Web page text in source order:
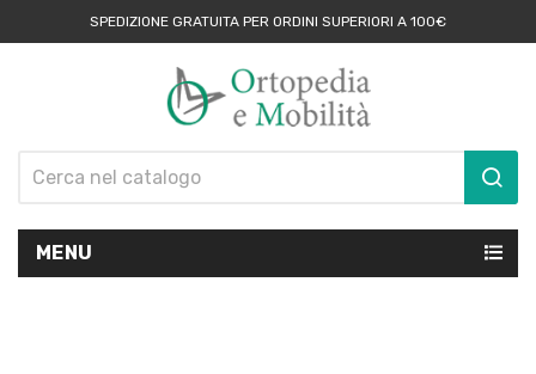
SPEDIZIONE GRATUITA PER ORDINI SUPERIORI A 100€
MENU